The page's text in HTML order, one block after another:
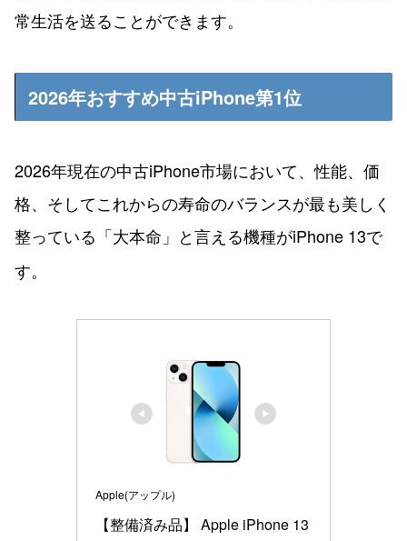
常生活を送ることができます。
2026年おすすめ中古iPhone第1位
2026年現在の中古iPhone市場において、性能、価
格、そしてこれからの寿命のバランスが最も美しく
整っている「大本命」と言える機種がiPhone 13で
す。
Apple(アップル)
【整備済み品】 Apple iPhone 13